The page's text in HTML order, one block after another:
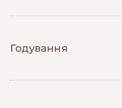
уваги до умов їх
бути просторою,
активності. Важливо
Годування